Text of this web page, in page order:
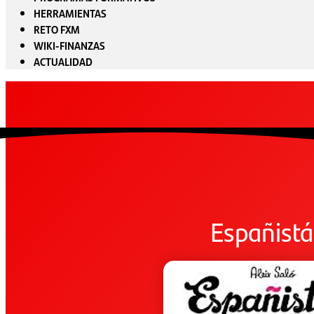
HERRAMIENTAS
RETO FXM
WIKI-FINANZAS
ACTUALIDAD